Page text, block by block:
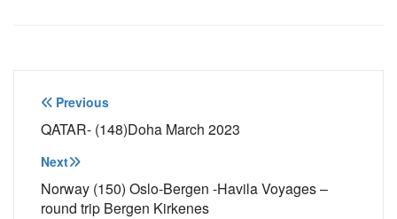
Navegação
de
Post
Previous
QATAR- (148)Doha March 2023
Next
Norway (150) Oslo-Bergen -Havila Voyages –
round trip Bergen Kirkenes